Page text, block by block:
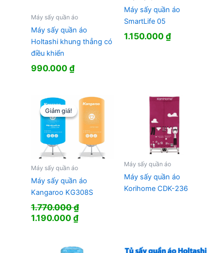
Máy sấy quần áo
Máy sấy quần áo
Holtashi khung thẳng có
điều khiển
990.000₫
Máy sấy quần áo
SmartLife 05
1.150.000₫
Giảm giá!
Giảm giá!
Máy sấy quần áo
Máy sấy quần áo
Kangaroo KG308S
1.770.000₫
Giá
1.770.000 ₫.
1.190.000₫Giá
là:
Máy sấy quần áo
Máy sấy quần áo
Korihome CDK-236